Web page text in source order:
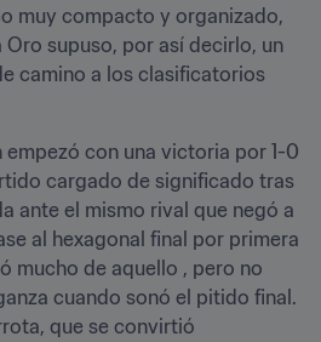
muy compacto y organizado,
Oro supuso, por así decirlo, un
camino a los clasificatorios
empezó con una victoria por 1-0
cargado de significado tras
ante el mismo rival que negó a
al hexagonal final por primera
mucho de aquello , pero no
cuando sonó el pitido final.
que se convirtió